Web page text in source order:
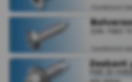
7982
H
DIN